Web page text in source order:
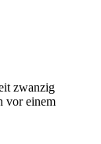
zwanzig
vor einem